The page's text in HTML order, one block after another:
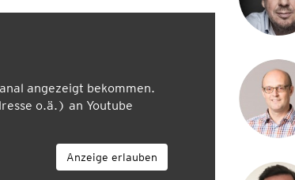
angezeigt bekommen.
o.ä.) an Youtube
Anzeige erlauben